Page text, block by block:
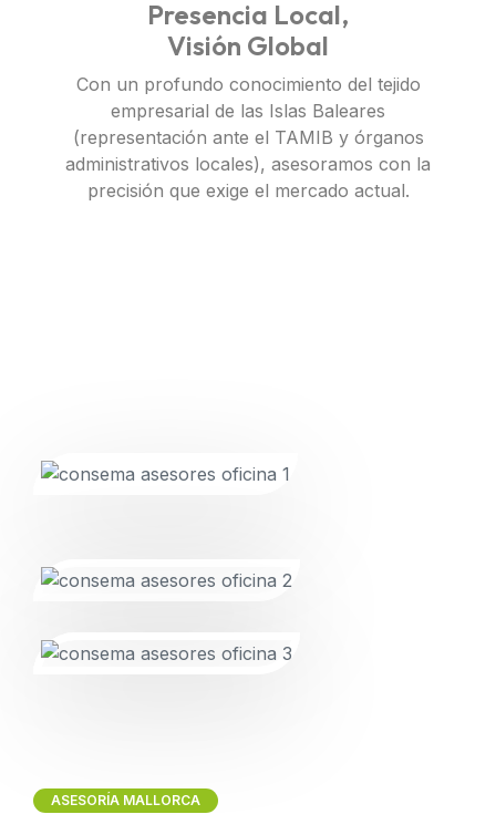
Presencia Local,
Visión Global
Con un profundo conocimiento del tejido
empresarial de las Islas Baleares
(representación ante el TAMIB y órganos
administrativos locales), asesoramos con la
precisión que exige el mercado actual.
ASESORÍA MALLORCA